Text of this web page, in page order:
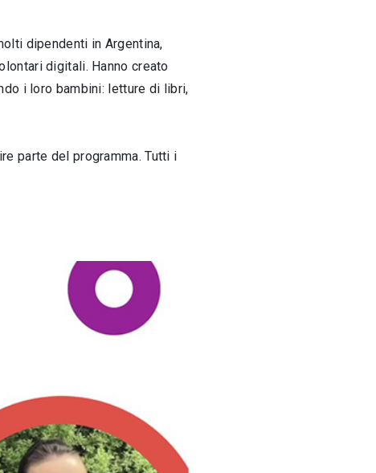
dipendenti in Argentina,
digitali. Hanno creato
i loro bambini: letture di libri,
parte del programma. Tutti i